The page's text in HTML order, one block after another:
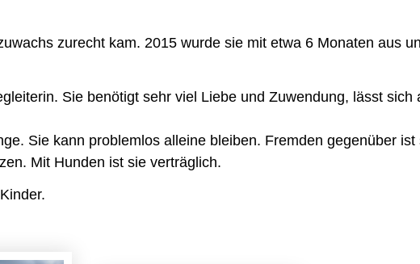
zurecht kam. 2015 wurde sie mit etwa 6 Monaten aus
Sie benötigt sehr viel Liebe und Zuwendung, lässt sich
Sie kann problemlos alleine bleiben. Fremden gegenüber ist
Mit Hunden ist sie verträglich.